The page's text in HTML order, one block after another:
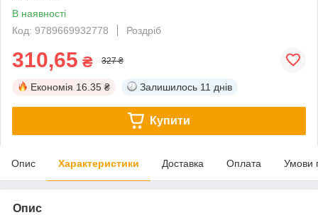
В наявності
Код: 9789669932778
Роздріб
310,65 ₴ 327 ₴
Економія 16.35 ₴ Залишилось 11 днів
Купити
Опис Характеристики Доставка Оплата Умови
Опис